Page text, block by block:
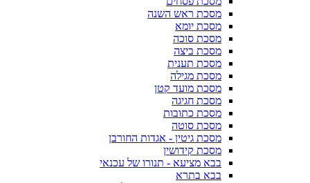
מסכת ראש השנה
מסכת יומא
מסכת סוכה
מסכת ביצה
מסכת תענית
מסכת מגילה
מסכת מועד קטן
מסכת חגיגה
מסכת כתובות
מסכת סוטה
מסכת גיטין - אגדות החורבן
מסכת קידושין
בבא מציעא - תנורו של עכנאי
בבא בתרא